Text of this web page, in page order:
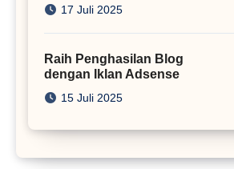
17 Juli 2025
Raih Penghasilan Blog
dengan Iklan Adsense
15 Juli 2025